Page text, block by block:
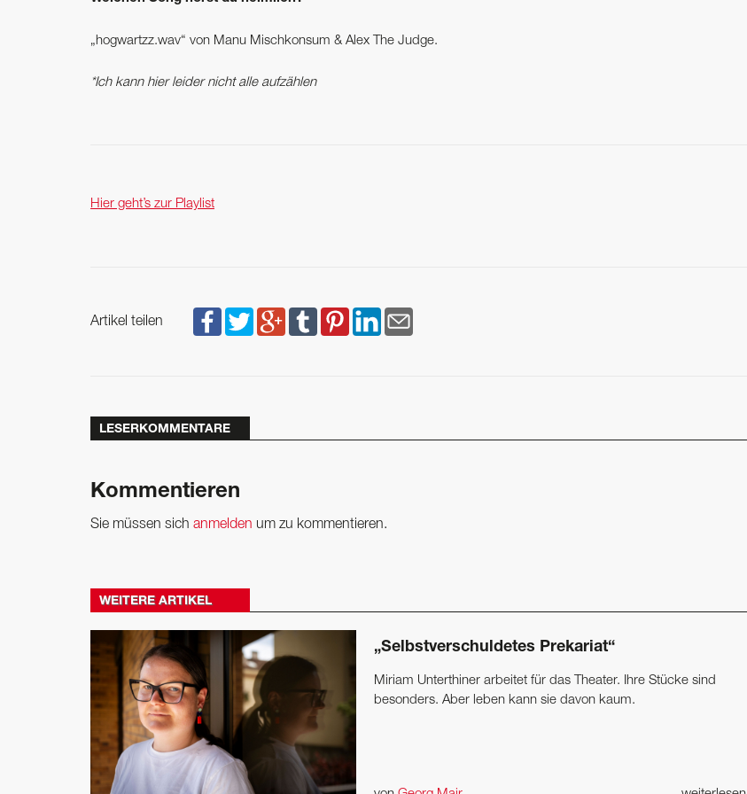
„hogwartzz.wav“ von Manu Mischkonsum & Alex The Judge.
*Ich kann hier leider nicht alle aufzählen
Hier geht’s zur Playlist
Artikel teilen
LESERKOMMENTARE
Kommentieren
Sie müssen sich anmelden um zu kommentieren.
WEITERE ARTIKEL
„Selbstverschuldetes Prekariat“
Miriam Unterthiner arbeitet für das ­Theater. Ihre Stücke sind
besonders. Aber leben kann sie davon kaum.